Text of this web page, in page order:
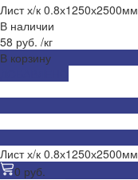
Лист х/к 0.8х1250х2500мм
В наличии
58 руб. /кг
В корзину
Лист х/к 0.8х1250х2500мм
0 руб.